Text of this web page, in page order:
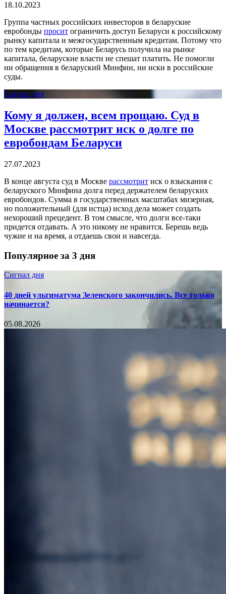
18.10.2023
Группа частных российских инвесторов в беларуские
евробонды просит ограничить доступ Беларуси к российскому
рынку капитала и межгосударственным кредитам. Потому что
по тем кредитам, которые Беларусь получила на рынке
капитала, беларуские власти не спешат платить. Не помогли
ни обращения в беларуский Минфин, ни иски в российские
суды.
Сигнал дня
Кому я должен, всем прощаю. Суд в
Москве рассмотрит иск о долге по
евробондам Беларуси
27.07.2023
В конце августа суд в Москве рассмотрит иск о взыскания с
беларуского Минфина долга перед держателем беларуских
евробондов. Сумма в государственных масштабах мизерная,
но положительный (для истца) исход дела может создать
нехороший прецедент. В том смысле, что долги все-таки
придется отдавать. А это никому не нравится. Берешь ведь
чужие и на время, а отдаешь свои и навсегда.
Популярное за 3 дня
Сигнал дня
40 дней ультиматума Зеленского закончились. Все только
начинается?
05.08.2026